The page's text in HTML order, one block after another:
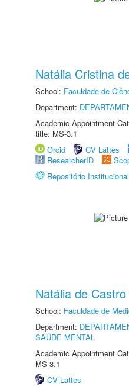
Natália Cristina
School: Faculdade de
Department:
Academic Appointment
title: MS-3.1
Orcid
CV Lattes
ResearcherID
Repositório
Natália de
School: Faculdade de
Department:
SAÚDE MENTAL
Academic Appointment
MS-3.1
CV Lattes